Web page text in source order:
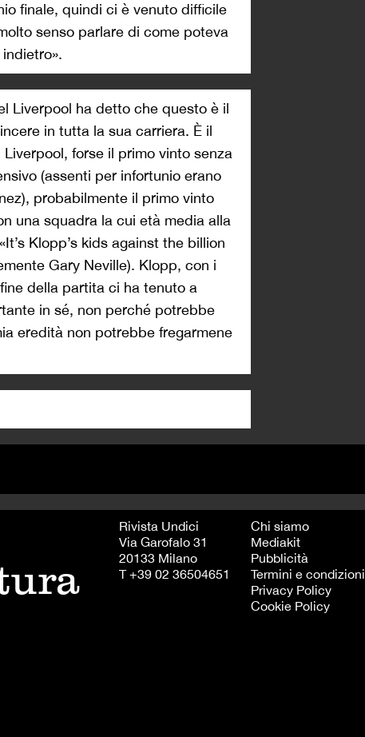
finale, quindi ci è venuto difficile
senso parlare di come poteva
Liverpool ha detto che questo è il
in tutta la sua carriera. È il
forse il primo vinto senza
(assenti per infortunio erano
probabilmente il primo vinto
una squadra la cui età media alla
Klopp’s kids against the billion
Gary Neville). Klopp, con i
della partita ci ha tenuto a
in sé, non perché potrebbe
eredità non potrebbe fregarmene
Rivista Undici
Via Garofalo 31
20133 Milano
T +39 02 36504651
Chi siamo
Mediakit
Pubblicità
Termini e condizioni
Privacy Policy
Cookie Policy